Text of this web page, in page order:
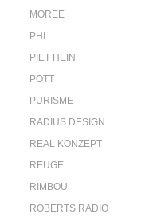
MOREE
PHI
PIET HEIN
POTT
PURISME
RADIUS DESIGN
REAL KONZEPT
REUGE
RIMBOU
ROBERTS RADIO